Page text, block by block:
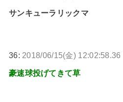
サンキューラリックマ
36: 2018/06/15(金)
豪速球投げてきて草